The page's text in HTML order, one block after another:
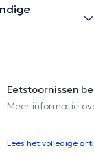
Eetstoornissen
Meer informatie
Lees het volledige